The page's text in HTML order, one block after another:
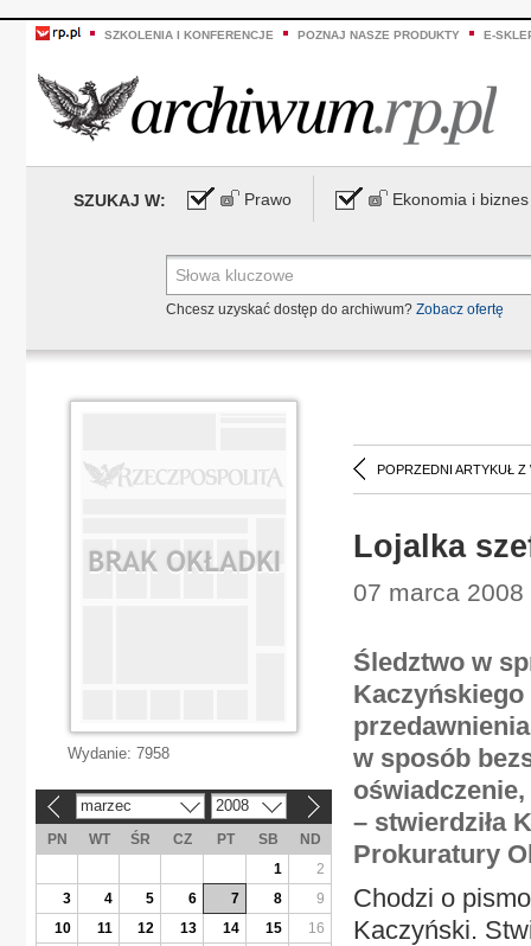
SZKOLENIA I KONFERENCJE POZNAJ NASZE PRODUKTY E-
SZUKAJ W: Prawo Ekonomia i biznes
Chcesz uzyskać dostęp do archiwum? Zobacz ofertę
POPRZEDNI ARTYKUŁ Z
Lojalka
07 marca 2008
Śledztwo w
w sposób
– stwierdziła
Prokuratury
Chodzi o
Kaczyński.
Wydanie: 7958
marzec 2008
PN WT ŚR CZ PT SB
ND
1
2
3
4 5 6 7 8
9
10
11 12 13 14 15
16